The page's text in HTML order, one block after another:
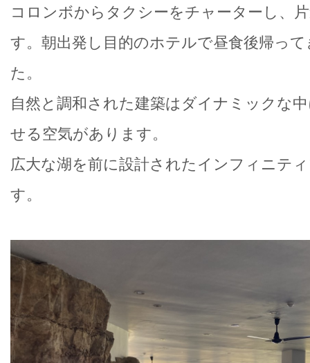
コロンボからタクシーをチャーターし、
す。朝出発し目的のホテルで昼食後帰っ
た。
自然と調和された建築はダイナミックな
せる空気があります。
広大な湖を前に設計されたインフィニテ
す。